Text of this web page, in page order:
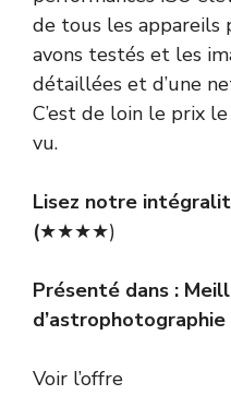
de tous les appareils
avons testés et les
détaillées et d’une
C’est de loin le prix
vu.
Lisez notre
(★★★★)
Présenté dans :
d’astrophotographie
Voir l’offre